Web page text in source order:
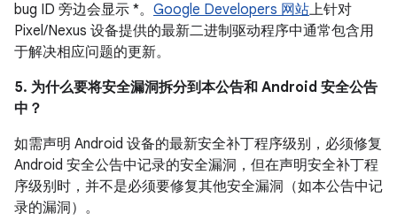
bug ID 旁边会显示 *。 Google Developers 网站上针对
Pixel/Nexus 设备提供的最新二进制驱动程序中通常包含用
于解决相应问题的更新。
5. 为什么要将安全漏洞拆分到本公告和 Android 安全公告
中？
如需声明 Android 设备的最新安全补丁程序级别，必须修复
Android 安全公告中记录的安全漏洞，但在声明安全补丁程
序级别时，并不是必须要修复其他安全漏洞（如本公告中记
录的漏洞）。